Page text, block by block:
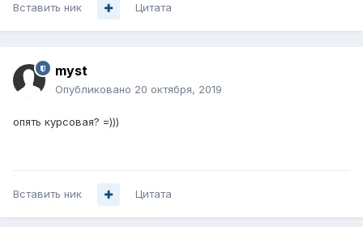
Вставить ник Цитата
myst
Опубликовано 20 октября, 2019
опять курсовая? =)))
Вставить ник Цитата